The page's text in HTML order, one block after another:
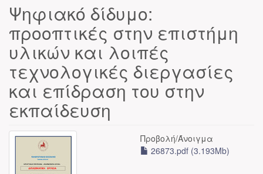
Ψηφιακό δίδυμο:
προοπτικές στην επιστήμη
υλικών και λοιπές
τεχνολογικές διεργασίες
και επίδραση του στην
εκπαίδευση
Προβολή/Άνοιγμα
26873.pdf (3.193Mb)